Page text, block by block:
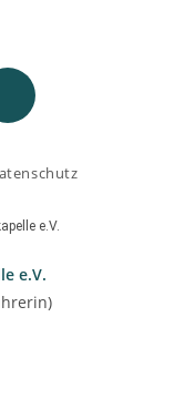
e.V.
e.V.